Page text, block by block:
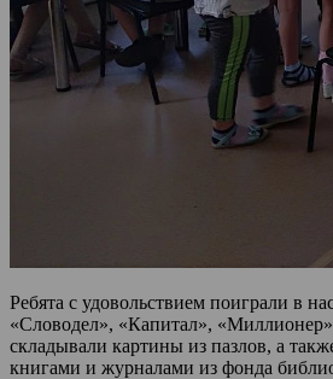
Ребята с удовольствием поиграли в
«Словодел», «Капитал»,
складывали картины из пазлов, а
книгами и журналами из фонда